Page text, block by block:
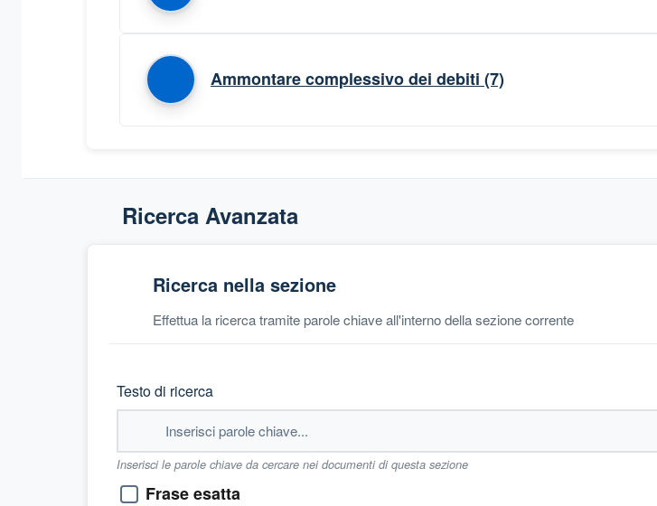
Ammontare complessivo dei debiti (7)
Ricerca Avanzata
Ricerca nella sezione
Effettua la ricerca tramite parole chiave all'interno della sezione corrente
Testo di ricerca
Inserisci le parole chiave da cercare nei documenti di questa sezione
Frase esatta